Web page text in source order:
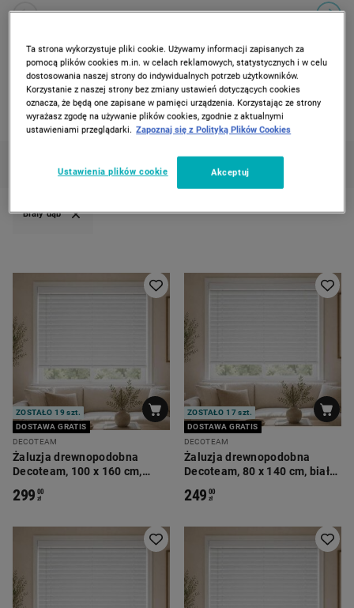
Strona Główna Dom
DOM
7 produktów
Biały dąb
FILTRUJ
ZOSTAŁO 19 szt.
DOSTAWA GRATIS
DECOTEAM
Żaluzja drewnopodobna
Decoteam, 100 x 160 cm,
299 00
zł
ZOSTAŁO 17 szt.
DOSTAWA GRATIS
DECOTEAM
Żaluzja drewnopodobna
Decoteam, 80 x 140 cm, biały
249 00
zł
Ta strona wykorzystuje pliki cookie. Używamy informacji zapisanych za
pomocą plików cookies m.in. w celach reklamowych, statystycznych i w celu
dostosowania naszej strony do indywidualnych potrzeb użytkowników.
Korzystanie z naszej strony bez zmiany ustawień dotyczących cookies
oznacza, że będą one zapisane w pamięci urządzenia. Korzystając ze strony
wyrażasz zgodę na używanie plików cookies, zgodnie z aktualnymi
ustawieniami przeglądarki. Zapoznaj się z Polityką Plików Cookies
Ustawienia plików cookie Akceptuj